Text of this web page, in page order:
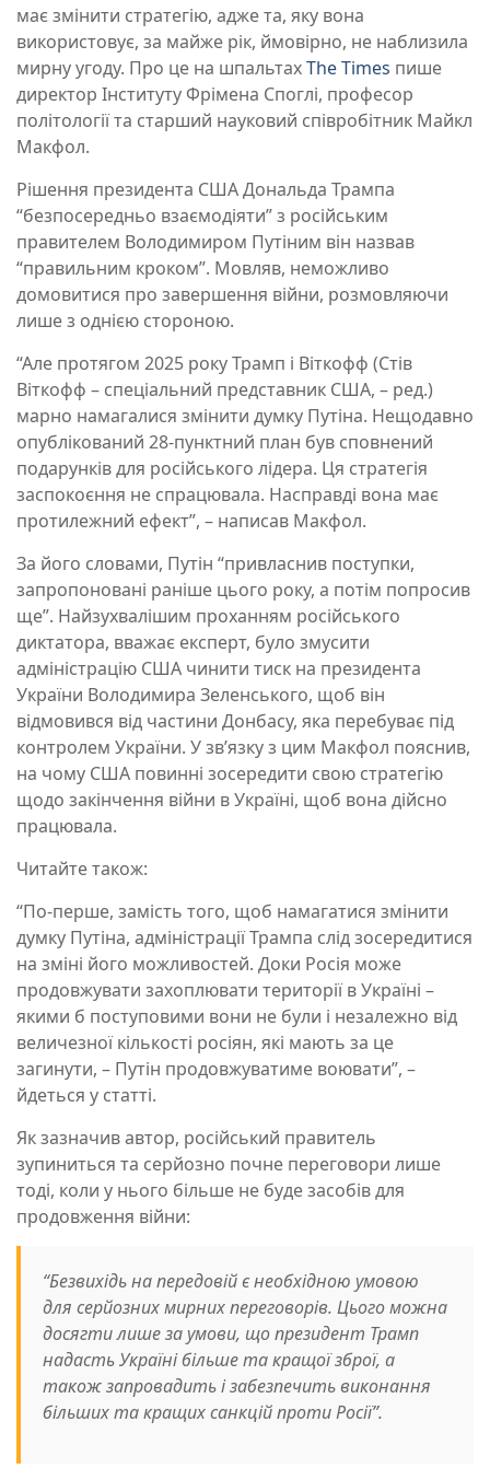
має змінити стратегію, адже та, яку вона
використовує, за майже рік, ймовірно, не наблизила
мирну угоду. Про це на шпальтахThe Times пише
директор Інституту Фрімена Споглі, професор
політології та старший науковий співробітник Майкл
Макфол.
Рішення президента США Дональда Трампа
“безпосередньо взаємодіяти” з російським
правителем Володимиром Путіним він назвав
“правильним кроком”. Мовляв, неможливо
домовитися про завершення війни, розмовляючи
лише з однією стороною.
“Але протягом 2025 року Трамп і Віткофф (Стів
Віткофф – спеціальний представник США, – ред.)
марно намагалися змінити думку Путіна. Нещодавно
опублікований 28-пунктний план був сповнений
подарунків для російського лідера. Ця стратегія
заспокоєння не спрацювала. Насправді вона має
протилежний ефект”, – написав Макфол.
За його словами, Путін “привласнив поступки,
запропоновані раніше цього року, а потім попросив
ще”. Найзухвалішим проханням російського
диктатора, вважає експерт, було змусити
адміністрацію США чинити тиск на президента
України Володимира Зеленського, щоб він
відмовився від частини Донбасу, яка перебуває під
контролем України. У зв’язку з цим Макфол пояснив,
на чому США повинні зосередити свою стратегію
щодо закінчення війни в Україні, щоб вона дійсно
працювала.
Читайте також:
“По-перше, замість того, щоб намагатися змінити
думку Путіна, адміністрації Трампа слід зосередитися
на зміні його можливостей. Доки Росія може
продовжувати захоплювати території в Україні –
якими б поступовими вони не були і незалежно від
величезної кількості росіян, які мають за це
загинути, – Путін продовжуватиме воювати”, –
йдеться у статті.
Як зазначив автор, російський правитель
зупиниться та серйозно почне переговори лише
тоді, коли у нього більше не буде засобів для
продовження війни:
“Безвихідь на передовій є необхідною умовою
для серйозних мирних переговорів. Цього можна
досягти лише за умови, що президент Трамп
надасть Україні більше та кращої зброї, а
також запровадить і забезпечить виконання
більших та кращих санкцій проти Росії”.